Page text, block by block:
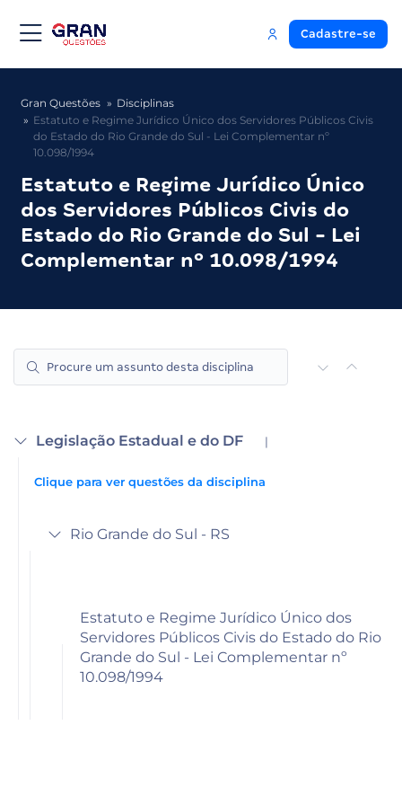
Cadastre-se
Gran Questões
Disciplinas
Estatuto e Regime Jurídico Único dos Servidores Públicos Civis
do Estado do Rio Grande do Sul - Lei Complementar nº
10.098/1994
Estatuto e Regime Jurídico Único
dos Servidores Públicos Civis do
Estado do Rio Grande do Sul - Lei
Complementar nº 10.098/1994
Legislação Estadual e do DF |
Clique para ver questões da disciplina
Rio Grande do Sul - RS
Estatuto e Regime Jurídico Único dos
Servidores Públicos Civis do Estado do Rio
Grande do Sul - Lei Complementar nº
10.098/1994